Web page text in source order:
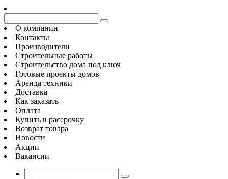
О компании
Контакты
Производители
Строительные работы
Строительство дома под ключ
Готовые проекты домов
Аренда техники
Доставка
Как заказать
Оплата
Купить в рассрочку
Возврат товара
Новости
Акции
Вакансии